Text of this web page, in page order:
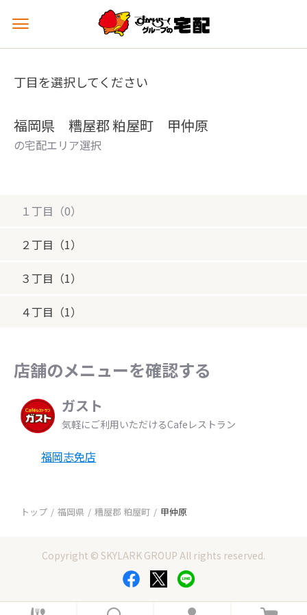
メ
ュ
を
丁目を選択してください
福岡県 糟屋郡 粕屋町 甲仲原
の宅配エリア選択
１丁目（0）
２丁目（1）
３丁目（1）
４丁目（1）
店舗のメニューを確認する
ガスト
気軽にご利用いただけるCafeレストラン
福岡志免店
トップ 福岡県 糟屋郡 粕屋町 甲仲原
Copyright © SKYLARK GROUP All rights reserved.